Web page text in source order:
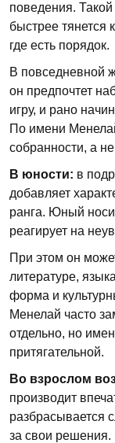
поведения.
быстрее тянется
где есть порядок.
В повседневной
он предпочтет
игру, и рано
По имени
собранности, а
В юности: в
добавляет
ранга. Юный
реагирует на
При этом он
литературе,
форма и
Менелай часто
отдельно, но
притягательной.
Во взрослом
производит
разбрасывается
за свои